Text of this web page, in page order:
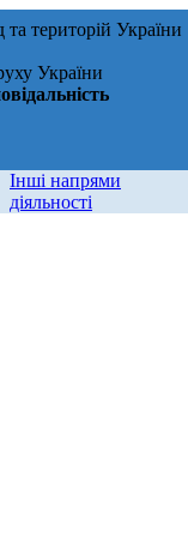
територій України
України
Інші напрями
діяльності